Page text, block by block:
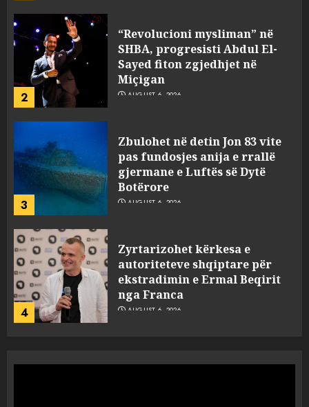
3
Zbulohet në detin Jon 83 vite
pas fundosjes anija e rrallë
gjermane e Luftës së Dytë
Botërore
AUGUST 6, 2026
4
Zyrtarizohet kërkesa e
autoriteteve shqiptare për
ekstradimin e Ermal Beqirit
nga Franca
AUGUST 6, 2026
5
A do të ketë rrezik për Tokën?
Anija kozmike e SpaceX
përplaset në Hënë
AUGUST 6, 2026